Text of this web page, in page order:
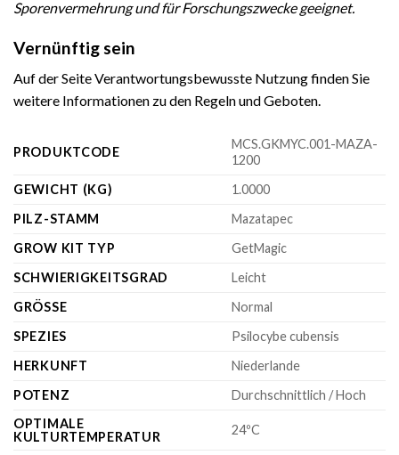
Sporenvermehrung und für Forschungszwecke geeignet.
Vernünftig sein
Auf der Seite Verantwortungsbewusste Nutzung finden Sie
weitere Informationen zu den Regeln und Geboten.
PRODUKTCODE
MCS.GKMYC.001-MAZA-
1200
GEWICHT (KG)
1.0000
PILZ-STAMM
Mazatapec
GROW KIT TYP
GetMagic
SCHWIERIGKEITSGRAD
Leicht
GRÖSSE
Normal
SPEZIES
Psilocybe cubensis
HERKUNFT
Niederlande
POTENZ
Durchschnittlich / Hoch
OPTIMALE
KULTURTEMPERATUR
24ºC